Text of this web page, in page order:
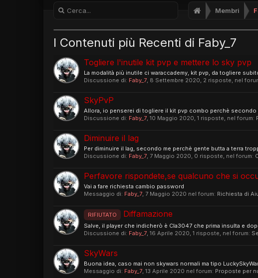
Membri
I Contenuti più Recenti di Faby_7
Togliere l'inutile kit pvp e mettere lo sky pvp
La modalità più inutile ci waraccademy, kit pvp, da togliere
Discussione di: Faby_7, 8 Settembre 2020, 2 risposte, nel
SkyPvP
Allora, io penserei di togliere il kit pvp combo perchè secondo
Discussione di: Faby_7, 10 Maggio 2020, 1 risposte, nel forum:
Diminuire il lag
Per diminuire il lag, secondo me perchè gente butta a terra
Discussione di: Faby_7, 7 Maggio 2020, 0 risposte, nel forum:
Perfavore rispondete,se qualcuno che si
Vai a fare richiesta cambio password
Messaggio di: Faby_7, 7 Maggio 2020 nel forum: Richiesta di
RIFIUTATO Diffamazione
Salve, il player che indicherò è Cla3047 che prima insulta e
Discussione di: Faby_7, 16 Aprile 2020, 1 risposte, nel forum:
SkyWars
Buona idea, caso mai non skywars normali ma tipo
Messaggio di: Faby_7, 13 Aprile 2020 nel forum: Proposte per